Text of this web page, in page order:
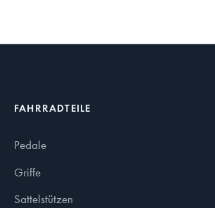
FAHRRADTEILE
Pedale
Griffe
Sattelstützen